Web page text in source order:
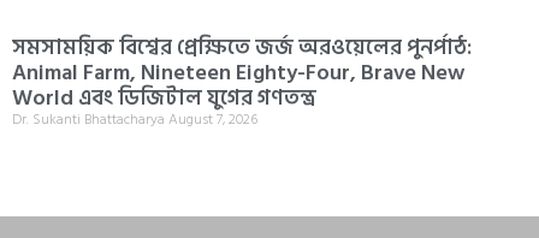
সমসাময়িক বিশ্বের প্রেক্ষিতে জর্জ অরওয়েলের পুনর্পাঠ:
Animal Farm, Nineteen Eighty-Four, Brave New
World এবং ডিজিটাল যুগের গণতন্ত্র
Dr. Sukanti Bhattacharya August 7, 2026